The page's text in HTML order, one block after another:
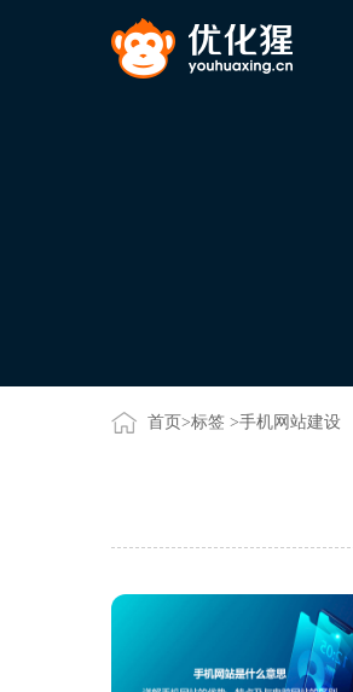
首页 >标签 >手机网站建设